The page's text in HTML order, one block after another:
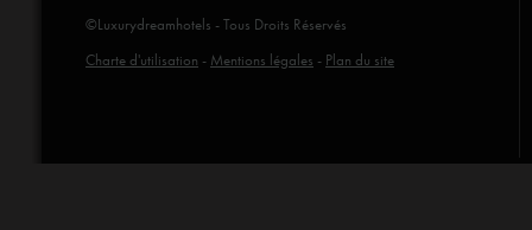
©Luxurydreamhotels - Tous Droits Réservés
Charte d'utilisation - Mentions légales - Plan du site